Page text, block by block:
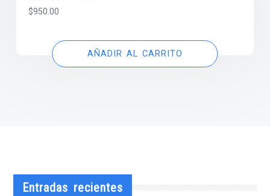
$950.00
AÑADIR AL CARRITO
Entradas recientes